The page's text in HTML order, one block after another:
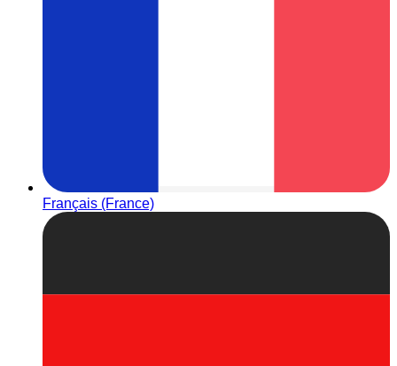
Français (France)